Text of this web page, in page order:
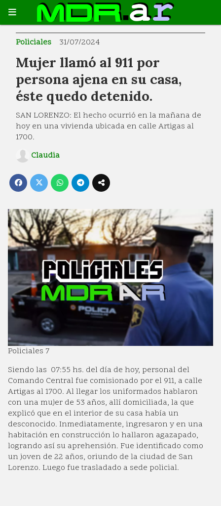
Mujer llamó al 911 por
persona ajena en su casa,
éste quedo detenido.
SAN LORENZO: El hecho ocurrió en la mañana de
hoy en una vivienda ubicada en calle Artigas al
1700.
Policiales 31/07/2024
Claudia
Policiales 7
Siendo las 07:55 hs. del día de hoy, personal del
Comando Central fue comisionado por el 911, a calle
Artigas al 1700. Al llegar los uniformados hablaron
con una mujer de 53 años, allí domiciliada, la que
explicó que en el interior de su casa había un
desconocido. Inmediatamente, ingresaron y en una
habitación en construcción lo hallaron agazapado,
logrando así su aprehensión. Fue identificado como
un joven de 22 años, oriundo de la ciudad de San
Lorenzo. Luego fue trasladado a sede policial.